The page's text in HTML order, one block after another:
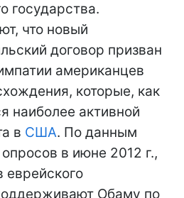
государства.
что новый
договор призван
американцев
которые, как
наиболее активной
в США. По данным
в июне 2012 г.,
еврейского
Обаму по